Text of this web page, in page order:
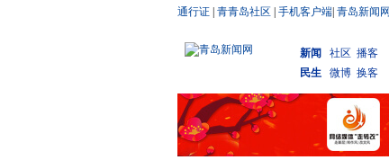
通行证 青青岛社区 手机客户端 青岛新闻网
新闻 社区 播客
民生
微博 换客